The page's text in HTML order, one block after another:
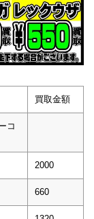
買取金額
コ
2000
660